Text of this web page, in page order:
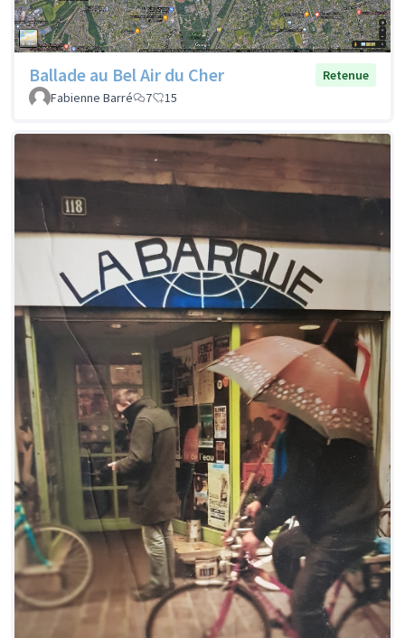
Ballade au Bel Air du Cher
Retenue
Fabienne Barré
7 15